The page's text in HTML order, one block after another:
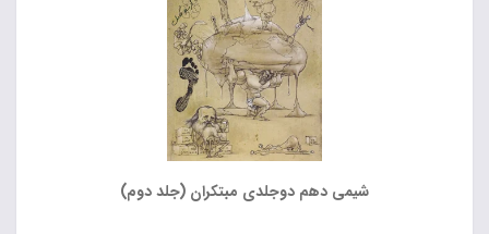
شیمی دهم دوجلدی مبتکران (جلد دوم)